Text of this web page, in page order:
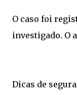
O caso foi
investigado. O
Dicas de